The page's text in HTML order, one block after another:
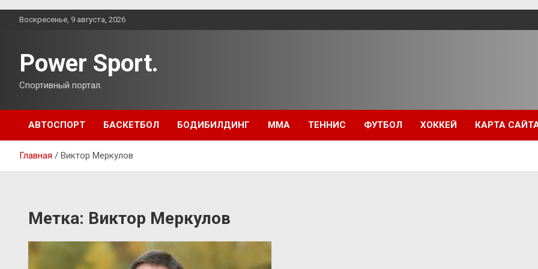
ПерейтиВоскресенье, 9 августа, 2026
Power Sport.
Спортивный портал.
АВТОСПОРТ БАСКЕТБОЛ БОДИБИЛДИНГ ММА ТЕННИС ФУТБОЛ ХОККЕЙ КАРТА
Главная Виктор Меркулов
Метка: Виктор Меркулов